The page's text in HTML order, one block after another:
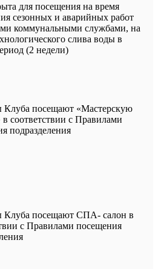
для посещения на время
сезонных и аварийных работ
коммунальными службами, на
слива воды в
(2 недели)
Клуба посещают «Мастерскую
в соответствии с Правилами
подразделения
Клуба посещают СПА- салон в
с Правилами посещения